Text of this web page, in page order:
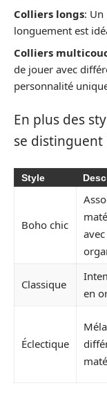
Colliers longs: Un
longuement est
Colliers
de jouer avec
personnalité
En plus des
se
Style
Boho chic
Classique
en
Éclectique